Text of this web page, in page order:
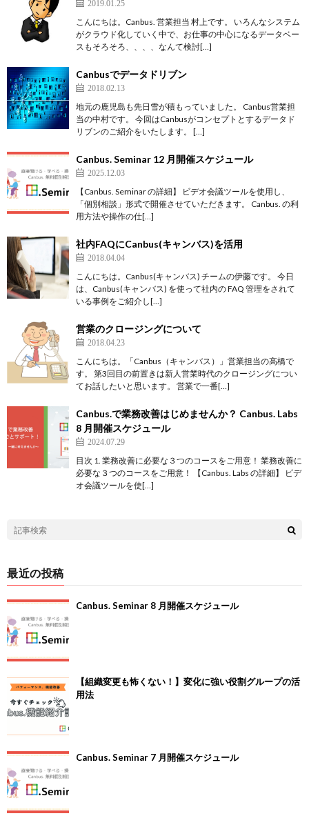
2019.01.25
こんにちは。Canbus. 営業担当 村上です。 いろんなシステム
がクラウド化していく中で、お仕事の中心になるデータベー
スもそろそろ、、、、なんて検討[…]
Canbusでデータドリブン
2018.02.13
地元の鹿児島も先日雪が積もっていました。 Canbus営業担
当の中村です。 今回はCanbusがコンセプトとするデータド
リブンのご紹介をいたします。 […]
Canbus. Seminar 12 月開催スケジュール
2025.12.03
【Canbus. Seminar の詳細】 ビデオ会議ツールを使用し、
「個別相談」形式で開催させていただきます。 Canbus. の利
用方法や操作の仕[…]
社内FAQにCanbus(キャンバス)を活用
2018.04.04
こんにちは。Canbus(キャンバス) チームの伊藤です。 今日
は、Canbus(キャンバス) を使って社内の FAQ 管理をされて
いる事例をご紹介し[…]
営業のクロージングについて
2018.04.23
こんにちは。「Canbus（キャンバス）」営業担当の高橋で
す。 第3回目の前置きは新人営業時代のクロージングについ
てお話したいと思います。 営業で一番[…]
Canbus.で業務改善はじめませんか？ Canbus. Labs
8 月開催スケジュール
2024.07.29
目次 1. 業務改善に必要な３つのコースをご用意！ 業務改善に
必要な３つのコースをご用意！ 【Canbus. Labs の詳細】 ビデ
オ会議ツールを使[…]
最近の投稿
Canbus. Seminar 8 月開催スケジュール
【組織変更も怖くない！】変化に強い役割グループの活
用法
Canbus. Seminar 7 月開催スケジュール